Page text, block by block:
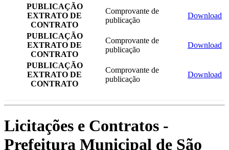
PUBLICAÇÃO
EXTRATO DE
CONTRATO
Comprovante de
publicação
Download
PUBLICAÇÃO
EXTRATO DE
CONTRATO
Comprovante de
publicação
Download
PUBLICAÇÃO
EXTRATO DE
CONTRATO
Comprovante de
publicação
Download
Licitações e Contratos -
Prefeitura Municipal de São